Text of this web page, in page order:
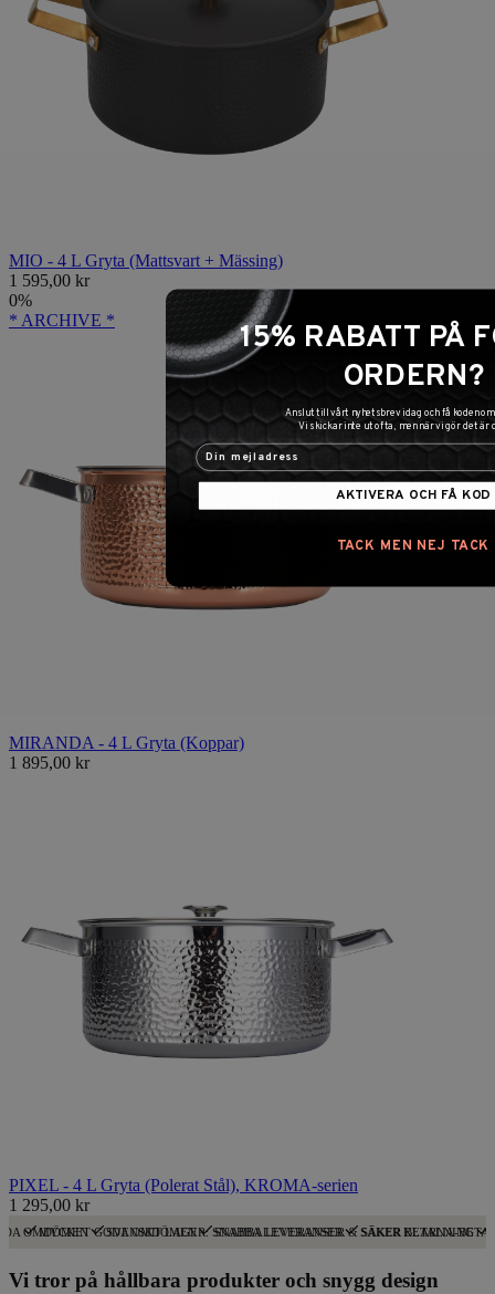
MIO - 4 L Gryta (Mattsvart + Mässing)
1 595,00 kr
0%
* ARCHIVE *
MIRANDA - 4 L Gryta (Koppar)
1 895,00 kr
PIXEL - 4 L Gryta (Polerat Stål), KROMA-serien
1 295,00 kr
OMDÖMEN SVENSKT LAGER: SNABBA LEVERANSER SÄKER KLARNA-
MYCKET GODA OMDÖMEN SNABBA LEVERANSER & SÄKER BETALNING
Vi tror på hållbara produkter och snygg design
15% RABATT PÅ
ORDERN?
Anslut till vårt nyhetsbrev idag och få koden
Vi skickar inte ut ofta, men när vi gör det är
AKTIVERA OCH FÅ KOD
TACK MEN NEJ TACK